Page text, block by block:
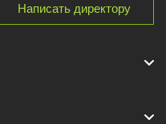
Написать директору